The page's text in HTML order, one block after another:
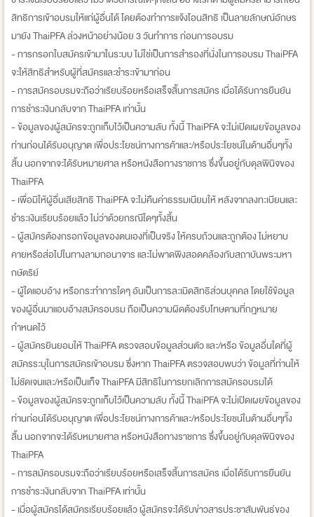
สิทธิการเข้าอบรมให้แก่ผู้อื่นได้ โดยต้องทำการแจ้งโอนสิทธิ เป็นลายลักษณ์อักษร
มายัง ThaiPFA ล่วงหน้าอย่างน้อย 3 วันทำการ ก่อนการอบรม
- การกรอกใบสมัครเข้ามาในระบบ ไม่ใช่เป็นการสำรองที่นั่งในการอบรม ThaiPFA
จะให้สิทธิสำหรับผู้ที่สมัครและชำระเข้ามาก่อน
- การสมัครอบรมจะถือว่าเรียบร้อยหรือเสร็จสิ้นการสมัคร เมื่อได้รับการยืนยัน
การชำระเงินกลับจาก ThaiPFA เท่านั้น
- ข้อมูลของผู้สมัครจะถูกเก็บไว้เป็นความลับ ทั้งนี้ ThaiPFA จะไม่เปิดเผยข้อมูลของ
ท่านก่อนได้รับอนุญาต เพื่อประโยชน์ทางการค้าและ/หรือประโยชน์ในด้านอื่นๆทั้ง
สิ้น นอกจากจะได้รับหมายศาล หรือหนังสือทางราชการ ซึ่งขึ้นอยู่กับดุลพินิจของ
ThaiPFA
- เพื่อมิให้ผู้อื่นเสียสิทธิ ThaiPFA จะไม่คืนค่าธรรมเนียมให้ หลังจากลงทะเบียนและ
ชำระเงินเรียบร้อยแล้ว ไม่ว่าด้วยกรณีใดๆทั้งสิ้น
- ผู้สมัครต้องกรอกข้อมูลของตนเองที่เป็นจริง ให้ครบถ้วนและถูกต้อง ไม่หยาบ
คายหรือส่อไปในทางลามกอนาจาร และไม่พาดพิงสอดคล้องกับสถาบันพระมหา
กษัตริย์
- ผู้ใดแอบอ้าง หรือกระทำการใดๆ อันเป็นการละเมิดสิทธิส่วนบุคคล โดยใช้ข้อมูล
ของผู้อื่นมาแอบอ้างสมัครอบรม ถือเป็นความผิดต้องรับโทษตามที่กฎหมาย
กำหนดไว้
- ผู้สมัครยินยอมให้ ThaiPFA ตรวจสอบข้อมูลส่วนตัว และ/หรือ ข้อมูลอื่นใดที่ผู้
สมัครระบุในการสมัครเข้าอบรม ซึ่งหาก ThaiPFA ตรวจสอบพบว่า ข้อมูลที่ท่านให้
ไม่ชัดเจนและ/หรือเป็นเท็จ ThaiPFA มีสิทธิในการยกเลิกการสมัครอบรมได้
- ข้อมูลของผู้สมัครจะถูกเก็บไว้เป็นความลับ ทั้งนี้ ThaiPFA จะไม่เปิดเผยข้อมูลของ
ท่านก่อนได้รับอนุญาต เพื่อประโยชน์ทางการค้าและ/หรือประโยชน์ในด้านอื่นๆทั้ง
สิ้น นอกจากจะได้รับหมายศาล หรือหนังสือทางราชการ ซึ่งขึ้นอยู่กับดุลพินิจของ
ThaiPFA
- การสมัครอบรมจะถือว่าเรียบร้อยหรือเสร็จสิ้นการสมัคร เมื่อได้รับการยืนยัน
การชำระเงินกลับจาก ThaiPFA เท่านั้น
- เมื่อผู้สมัครได้สมัครเรียบร้อยแล้ว ผู้สมัครจะได้รับข่าวสารประชาสัมพันธ์ของ